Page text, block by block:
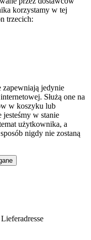
korzystamy w tej
trzecich:
zapewniają jedynie
Służą one na
w koszyku lub
w stanie
użytkownika, a
nigdy nie zostaną